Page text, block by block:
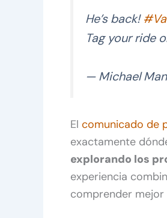
He’s back!
Tag your ride
— Michael
El comunicado de
exactamente
explorando los
experiencia
comprender mejor